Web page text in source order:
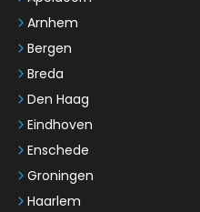
Arnhem
Bergen
Breda
Den Haag
Eindhoven
Enschede
Groningen
Haarlem